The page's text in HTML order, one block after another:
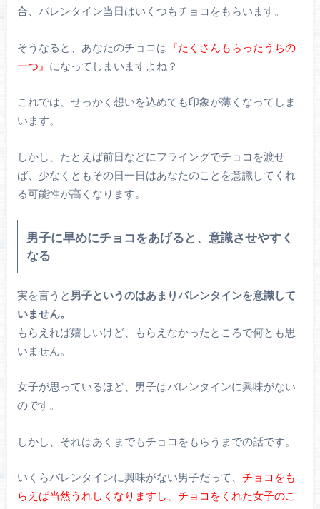
合、バレンタイン当日はいくつもチョコをもらいます。
そうなると、あなたのチョコは 『たくさんもらったうちの
一つ』 になってしまいますよね？
これでは、せっかく想いを込めても印象が薄くなってしま
います。
しかし、たとえば前日などにフライングでチョコを渡せ
ば、少なくともその日一日はあなたのことを意識してくれ
る可能性が高くなります。
男子に早めにチョコをあげると、意識させやすく
なる
実を言うと 男子というのはあまりバレンタインを意識して
いません。
もらえれば嬉しいけど、もらえなかったところで何とも思
いません。
女子が思っているほど、男子はバレンタインに興味がない
のです。
しかし、それはあくまでもチョコをもらうまでの話です。
いくらバレンタインに興味がない男子だって、 チョコをも
らえば当然うれしくなりますし、チョコをくれた女子のこ